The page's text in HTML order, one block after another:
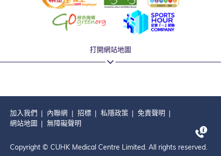
打開網站地圖
加入我們 內聯網 招標 私隱政策
免責聲明
網站地圖
無障礙聲明
Copyright © CUHK Medical Centre Limited. All rights reserved.